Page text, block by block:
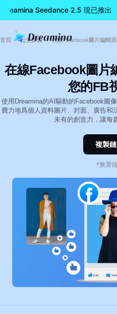
Seedance 2.5 現已推出
首頁 社交媒體 在線Facebook圖片編輯
在線Facebook圖片
您的FB
使用Dreamina的AI驅動的Facebook圖
費力地爲個人資料圖片、封面、廣告
未有的創造力，讓每
複製
*無需